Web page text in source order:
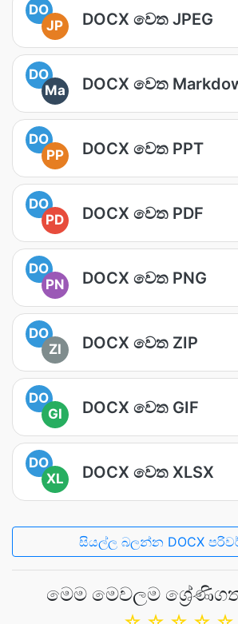
DO
JP
DOCX වෙත JPEG
DO
Ma
DOCX වෙත
DO
PP
DOCX වෙත PPT
DO
PD
DOCX වෙත PDF
DO
PN
DOCX වෙත PNG
DO
ZI
DOCX වෙත ZIP
DO
GI
DOCX වෙත GIF
DO
XL
DOCX වෙත XLSX
සියල්ල බලන්න DOCX
මෙම මෙවලම